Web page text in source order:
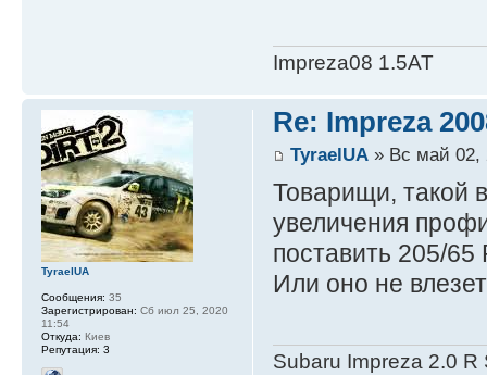
Impreza08 1.5AT
Re: Impreza
TyraelUA» Вс май 02,
Товарищи, такой
увеличения
поставить 205/
Или оно не
Subaru Impreza 2.0 R
TyraelUA
Сообщения: 35
Зарегистрирован: Сб июл 25, 2020
11:54
Откуда: Киев
Репутация: 3